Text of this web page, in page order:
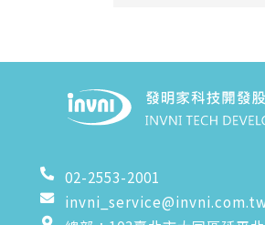
02-2553-2001